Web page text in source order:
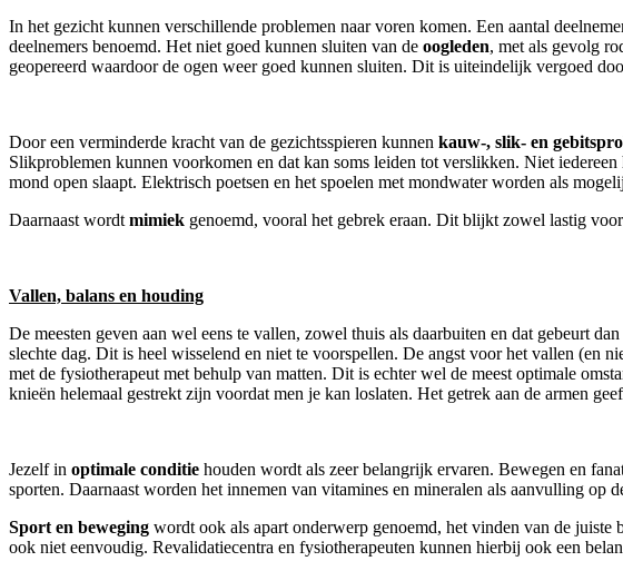
In het gezicht kunnen verschillende problemen naar voren komen. Een aantal
deelnemers benoemd. Het niet goed kunnen sluiten van de oogleden, met als gevolg
geopereerd waardoor de ogen weer goed kunnen sluiten. Dit is uiteindelijk vergoed
Door een verminderde kracht van de gezichtsspieren kunnen kauw-, slik- en
Slikproblemen kunnen voorkomen en dat kan soms leiden tot verslikken. Niet iedereen
mond open slaapt. Elektrisch poetsen en het spoelen met mondwater worden als
Daarnaast wordtmimiek genoemd, vooral het gebrek eraan. Dit blijkt zowel lastig
Vallen, balans en houding
De meesten geven aan wel eens te vallen, zowel thuis als daarbuiten en dat gebeurt
slechte dag. Dit is heel wisselend en niet te voorspellen. De angst voor het vallen (en
met de fysiotherapeut met behulp van matten. Dit is echter wel de meest optimale
knieën helemaal gestrekt zijn voordat men je kan loslaten. Het getrek aan de armen
Jezelf in optimale conditie houden wordt als zeer belangrijk ervaren. Bewegen en
sporten. Daarnaast worden het innemen van vitamines en mineralen als aanvulling op
Sport en beweging wordt ook als apart onderwerp genoemd, het vinden van de
ook niet eenvoudig. Revalidatiecentra en fysiotherapeuten kunnen hierbij ook een